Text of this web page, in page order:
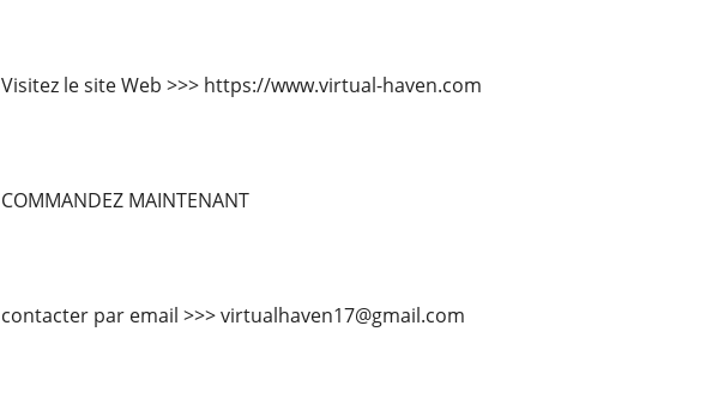
Visitez le site Web >>> https://www.virtual-haven.com
COMMANDEZ MAINTENANT
contacter par email >>> virtualhaven17@gmail.com